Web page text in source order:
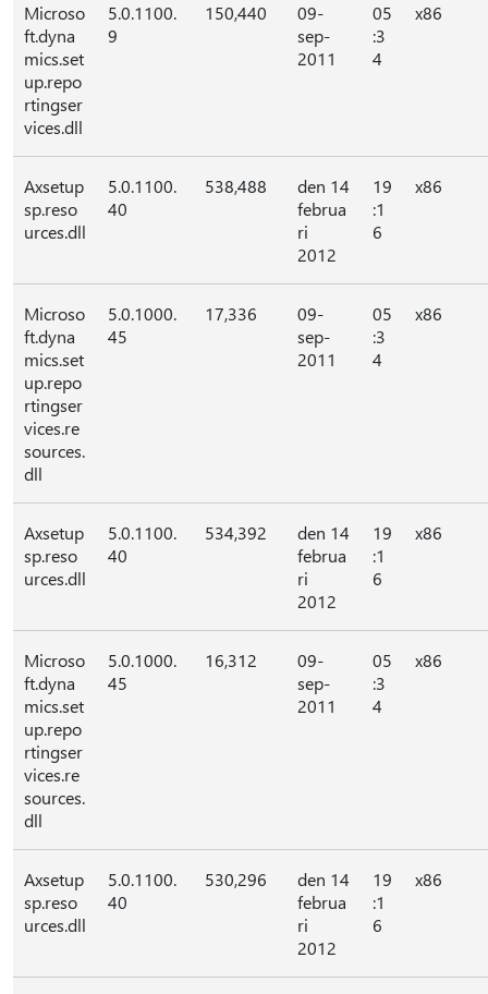
Microso
ft.dyna
mics.set
up.repo
rtingser
vices.dll
5.0.1100.
9
150,440
09-
sep-
2011
05
:3
4
x86
Axsetup
sp.reso
urces.dll
5.0.1100.
40
538,488
den 14
februa
ri
2012
19
:1
6
x86
Microso
ft.dyna
mics.set
up.repo
rtingser
vices.re
sources.
dll
5.0.1000.
45
17,336
09-
sep-
2011
05
:3
4
x86
Axsetup
sp.reso
urces.dll
5.0.1100.
40
534,392
den 14
februa
ri
2012
19
:1
6
x86
Microso
ft.dyna
mics.set
up.repo
rtingser
vices.re
sources.
dll
5.0.1000.
45
16,312
09-
sep-
2011
05
:3
4
x86
Axsetup
sp.reso
urces.dll
5.0.1100.
40
530,296
den 14
februa
ri
2012
19
:1
6
x86